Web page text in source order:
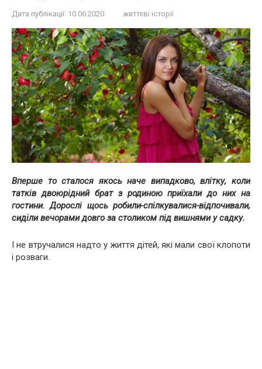
Дата публікації: 10.06.2020 життєві історії
Вперше то сталося якось наче випадково, влітку, коли
татків двоюрідний брат з родиною приїхали до них на
гостини. Дорослі щось робили-спілкувалися-відпочивали,
сиділи вечорами довго за столиком під вишнями у садку.
І не втручалися надто у життя дітей, які мали свої клопоти
і розваги.